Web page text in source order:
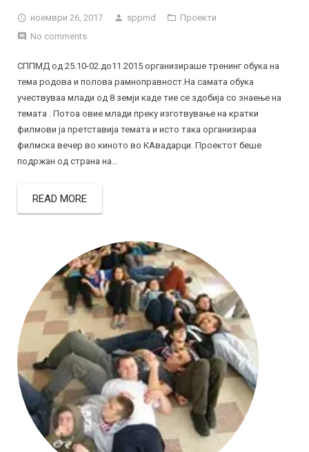
ноември 26, 2017 sppmd
Проекти
No comments
СППМД од 25.10-02.до11.2015 организираше тренинг обука на
тема родова и полова рамноправност.На самата обука
учествуваа млади од 8 земји каде тие се здобија со знаење на
темата . Потоа овие млади преку изготвување на кратки
филмови ја претставија темата и исто така организираа
филмска вечер во киното во КАвадарци. Проектот беше
подржан од страна на...
READ MORE